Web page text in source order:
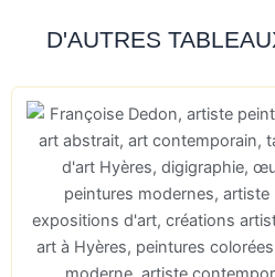
D'AUTRES